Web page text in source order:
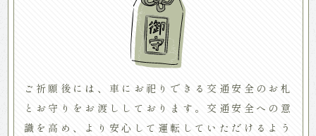
ご祈願後には、車にお祀りできる交通安全のお札
とお守りをお渡ししております。交通安全への意
識を高め、より安心して運転していただけるよう